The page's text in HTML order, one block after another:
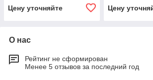
100.34(20).34,5(27,5) -
Цену уточняйте Цену
О нас
Рейтинг не сформирован
Менее 5 отзывов за последний год